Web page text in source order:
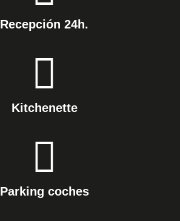
Recepción 24h.
Kitchenette
Parking coches